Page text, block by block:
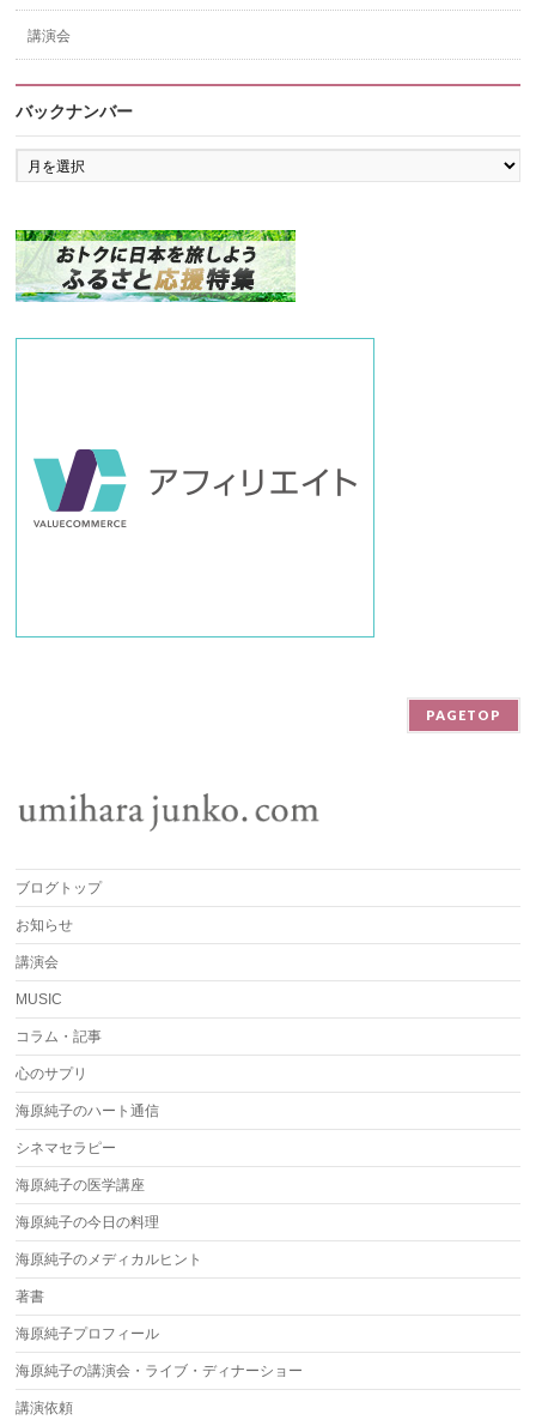
講演会
バックナンバー
バ
ッ
ン
バ
ー
PAGETOP
ブログトップ
お知らせ
講演会
MUSIC
コラム・記事
心のサプリ
海原純子のハート通信
シネマセラピー
海原純子の医学講座
海原純子の今日の料理
海原純子のメディカルヒント
著書
海原純子プロフィール
海原純子の講演会・ライブ・ディナーショー
講演依頼